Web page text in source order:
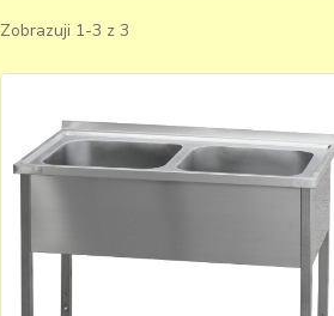
Zobrazuji 1-3 z 3